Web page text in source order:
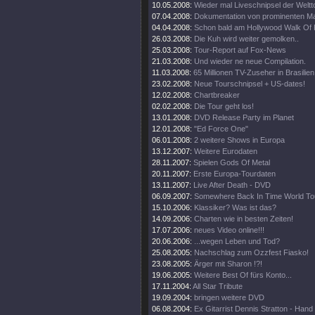
10.05.2008: Wieder mal Liveschnipsel der
07.04.2008: Dokumentation von prominenten
04.04.2008: Schon bald am Hollywood Walk Of
26.03.2008: Die Kuh wird weiter gemolken..
25.03.2008: Tour-Report auf Fox-News
21.03.2008: Und wieder ne neue Compilation.
11.03.2008: 65 Millionen TV-Zuseher in
23.02.2008: Neue Tourschnipsel + US-dates!
12.02.2008: Chartbreaker
02.02.2008: Die Tour geht los!
13.01.2008: DVD Release Party im Planet
12.01.2008: "Ed Force One"
06.01.2008: 2 weitere Shows in Europa
13.12.2007: Weitere Eurodaten
28.11.2007: Spielen Gods Of Metal
20.11.2007: Erste Europa-Tourdaten
13.11.2007: Live After Death - DVD
06.09.2007: Somewhere Back In Time World
15.10.2006: Klassiker? Was ist das?
14.09.2006: Charten wie in besten Zeiten!
17.07.2006: neues Video online!!!
20.06.2006:
...wegen Leben und Tod?
25.08.2005: Nachschlag zum Ozzfest Fiasko!
23.08.2005: Ärger mit Sharon !?!
19.06.2005: Weitere Best Of fürs Konto...
17.11.2004: All Star Tribute
19.09.2004: bringen weitere DVD
06.08.2004: Ex Gitarrist Dennis Stratton -